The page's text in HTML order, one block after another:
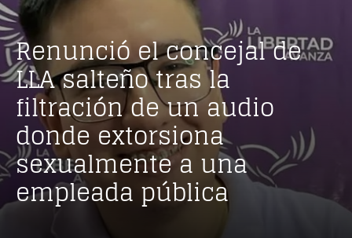
Renunció el concejal de
LLA salteño tras la
filtración de un audio
donde extorsiona
sexualmente a una
empleada pública